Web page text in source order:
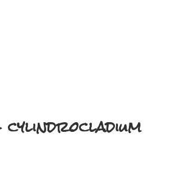
cylindrocladium